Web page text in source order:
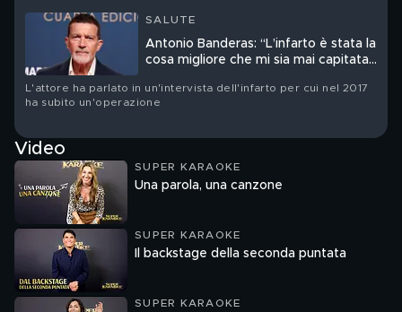
SALUTE
Antonio Banderas: “L’infarto è stata la
cosa migliore che mi sia mai capitata
L'attore ha parlato in un'intervista dell'infarto per cui nel 2017
ha subito un'operazione
Video
SUPER KARAOKE
Una parola, una canzone
SUPER KARAOKE
Il backstage della seconda puntata
SUPER KARAOKE